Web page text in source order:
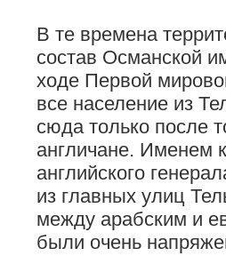
В те времена
состав Османской
ходе Первой
все население из
сюда только после
англичане. Именем
английского
из главных улиц
между арабским и
были очень